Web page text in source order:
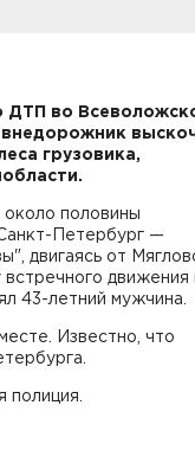
ДТП во
грузовика,
около половины
Петербург —
двигаясь от
движения
43-летний мужчина.
Известно, что